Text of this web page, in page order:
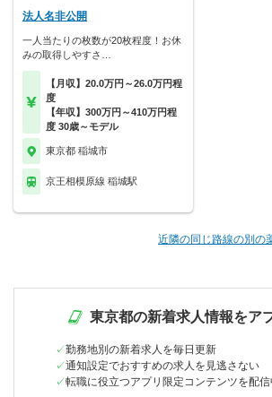
法人名非公開
一人当たりの枚数が20枚程度！お休
みの取得しやすさ…
【月収】20.0万円～26.0万円程
度
【年収】300万円～410万円程
度 30歳～モデル
東京都 稲城市
京王相模原線 稲城駅
近隣の同じ路線の別の
東京都の新着求人情報をア
勤務地別の新着求人を毎日更新
通知設定でおすすめの求人を見逃さない
転職に役立つアプリ限定コンテンツを配信